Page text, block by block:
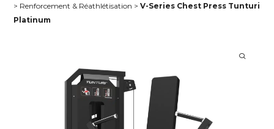
> Renforcement & Réathlétisation >V-Series Chest Press Tunturi
Platinum